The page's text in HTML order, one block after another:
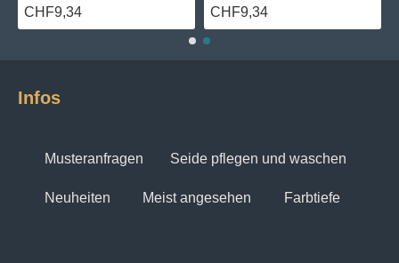
CHF9,34
CHF9,34
Infos
Musteranfragen Seide pflegen und waschen
Neuheiten Meist angesehen Farbtiefe